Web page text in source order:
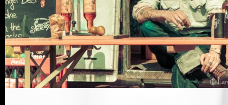
3 COMMENTS
5 LIKES